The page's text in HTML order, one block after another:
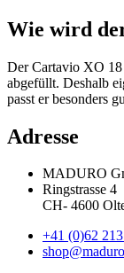
Wie wird
Der Cartavio XO
abgefüllt. Deshalb
passt er besonders
Adresse
MADURO
Ringstrasse 4
CH- 4600
+41 (0)62